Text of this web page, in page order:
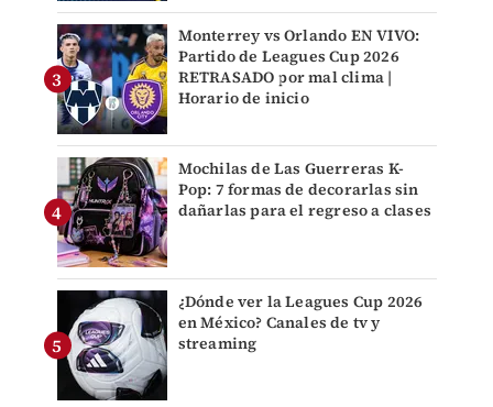
Monterrey vs Orlando EN VIVO:
Partido de Leagues Cup 2026
RETRASADO por mal clima |
Horario de inicio
Mochilas de Las Guerreras K-
Pop: 7 formas de decorarlas sin
dañarlas para el regreso a clases
¿Dónde ver la Leagues Cup 2026
en México? Canales de tv y
streaming